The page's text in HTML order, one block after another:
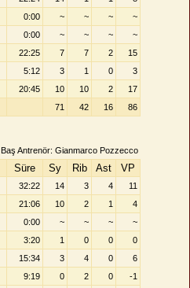
0:00 ~ ~ ~
~
0:00 ~ ~ ~
~
22:25 7 7 2
15
5:12 3 1 0
3
20:45 10 10 2
17
71
42 16 86
Baş Antrenör: Gianmarco Pozzecco
Süre Sy Rib Ast VP
32:22 14 3 4
11
21:06 10 2 1
4
0:00 ~ ~ ~
~
3:20 1 0 0
0
15:34 3 4 0
6
9:19 0 2 0
-1